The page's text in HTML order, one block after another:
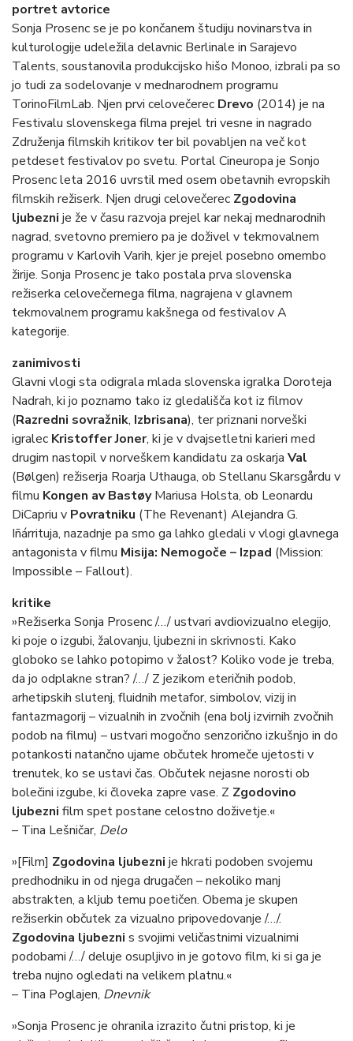
portret avtorice
Sonja Prosenc se je po končanem študiju novinarstva in
kulturologije udeležila delavnic Berlinale in Sarajevo
Talents, soustanovila produkcijsko hišo Monoo, izbrali pa so
jo tudi za sodelovanje v mednarodnem programu
TorinoFilmLab. Njen prvi celovečerec Drevo (2014) je na
Festivalu slovenskega filma prejel tri vesne in nagrado
Združenja filmskih kritikov ter bil povabljen na več kot
petdeset festivalov po svetu. Portal Cineuropa je Sonjo
Prosenc leta 2016 uvrstil med osem obetavnih evropskih
filmskih režiserk. Njen drugi celovečerec Zgodovina
ljubezni je že v času razvoja prejel kar nekaj mednarodnih
nagrad, svetovno premiero pa je doživel v tekmovalnem
programu v Karlovih Varih, kjer je prejel posebno omembo
žirije. Sonja Prosenc je tako postala prva slovenska
režiserka celovečernega filma, nagrajena v glavnem
tekmovalnem programu kakšnega od festivalov A
kategorije.
zanimivosti
Glavni vlogi sta odigrala mlada slovenska igralka Doroteja
Nadrah, ki jo poznamo tako iz gledališča kot iz filmov
(Razredni sovražnik, Izbrisana), ter priznani norveški
igralec Kristoffer Joner, ki je v dvajsetletni karieri med
drugim nastopil v norveškem kandidatu za oskarja Val
(Bølgen) režiserja Roarja Uthauga, ob Stellanu Skarsgårdu v
filmu Kongen av BastøyMariusa Holsta, ob Leonardu
DiCapriu v Povratniku (The Revenant) Alejandra G.
Iñárrituja, nazadnje pa smo ga lahko gledali v vlogi glavnega
antagonista v filmu Misija: Nemogoče – Izpad (Mission:
Impossible – Fallout).
kritike
»Režiserka Sonja Prosenc /…/ ustvari avdiovizualno elegijo,
ki poje o izgubi, žalovanju, ljubezni in skrivnosti. Kako
globoko se lahko potopimo v žalost? Koliko vode je treba,
da jo odplakne stran? /…/ Z jezikom eteričnih podob,
arhetipskih slutenj, fluidnih metafor, simbolov, vizij in
fantazmagorij – vizualnih in zvočnih (ena bolj izvirnih zvočnih
podob na filmu) – ustvari mogočno senzorično izkušnjo in do
potankosti natančno ujame občutek hromeče ujetosti v
trenutek, ko se ustavi čas. Občutek nejasne norosti ob
bolečini izgube, ki človeka zapre vase. Z Zgodovino
ljubezni film spet postane celostno doživetje.«
– Tina Lešničar, Delo
»[Film] Zgodovina ljubezni je hkrati podoben svojemu
predhodniku in od njega drugačen – nekoliko manj
abstrakten, a kljub temu poetičen. Obema je skupen
režiserkin občutek za vizualno pripovedovanje /…/.
Zgodovina ljubezni s svojimi veličastnimi vizualnimi
podobami /…/ deluje osupljivo in je gotovo film, ki si ga je
treba nujno ogledati na velikem platnu.«
– Tina Poglajen, Dnevnik
»Sonja Prosenc je ohranila izrazito čutni pristop, ki je